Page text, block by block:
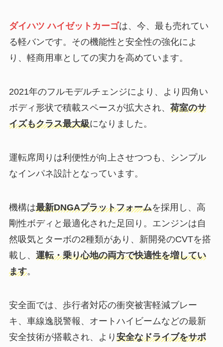
ダイハツ ハイゼットカーゴは、今、最も売れてい
る軽バンです。その機能性と安全性の強化によ
り、軽商用車としての実力を高めています。
2021年のフルモデルチェンジにより、より四角い
ボディ形状で積載スペースが拡大され、 荷室のサ
イズもクラス最大級になりました。
運転席周りは利便性が向上させつつも、シンプル
なインパネ設計となっています。
機構は最新DNGAプラットフォームを採用し、高
剛性ボディと最適化された足回り。エンジンは自
然吸気とターボの2種類があり、新開発のCVTを搭
載し、 運転・乗り心地の両方で快適性を増してい
ます。
安全面では、歩行者対応の衝突被害軽減ブレー
キ、車線逸脱警報、オートハイビームなどの最新
安全技術が搭載され、より 安全なドライブをサポ